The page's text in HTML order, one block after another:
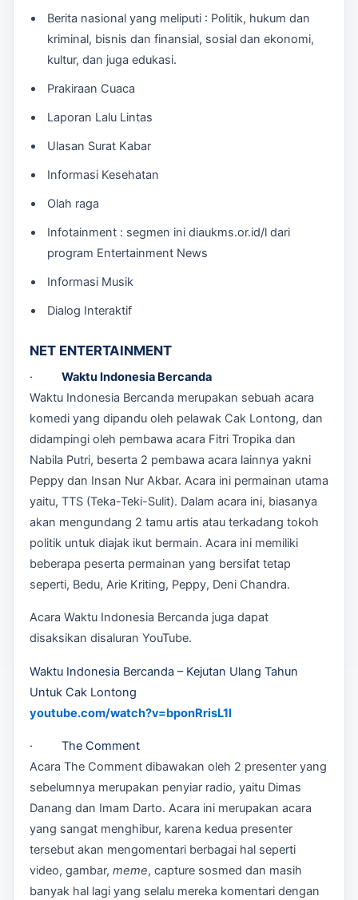
Berita nasional yang meliputi : Politik, hukum dan
kriminal, bisnis dan finansial, sosial dan ekonomi,
kultur, dan juga edukasi.
Prakiraan Cuaca
Laporan Lalu Lintas
Ulasan Surat Kabar
Informasi Kesehatan
Olah raga
Infotainment : segmen ini diaukms.or.id/l dari
program Entertainment News
Informasi Musik
Dialog Interaktif
NET ENTERTAINMENT
· Waktu Indonesia Bercanda
Waktu Indonesia Bercanda merupakan sebuah acara
komedi yang dipandu oleh pelawak Cak Lontong, dan
didampingi oleh pembawa acara Fitri Tropika dan
Nabila Putri, beserta 2 pembawa acara lainnya yakni
Peppy dan Insan Nur Akbar. Acara ini permainan utama
yaitu, TTS (Teka-Teki-Sulit). Dalam acara ini, biasanya
akan mengundang 2 tamu artis atau terkadang tokoh
politik untuk diajak ikut bermain. Acara ini memiliki
beberapa peserta permainan yang bersifat tetap
seperti, Bedu, Arie Kriting, Peppy, Deni Chandra.
Acara Waktu Indonesia Bercanda juga dapat
disaksikan disaluran YouTube.
Waktu Indonesia Bercanda – Kejutan Ulang Tahun
Untuk Cak Lontong
youtube.com/watch?v=bponRrisL1I
· The Comment
Acara The Comment dibawakan oleh 2 presenter yang
sebelumnya merupakan penyiar radio, yaitu Dimas
Danang dan Imam Darto. Acara ini merupakan acara
yang sangat menghibur, karena kedua presenter
tersebut akan mengomentari berbagai hal seperti
video, gambar, meme, capture sosmed dan masih
banyak hal lagi yang selalu mereka komentari dengan